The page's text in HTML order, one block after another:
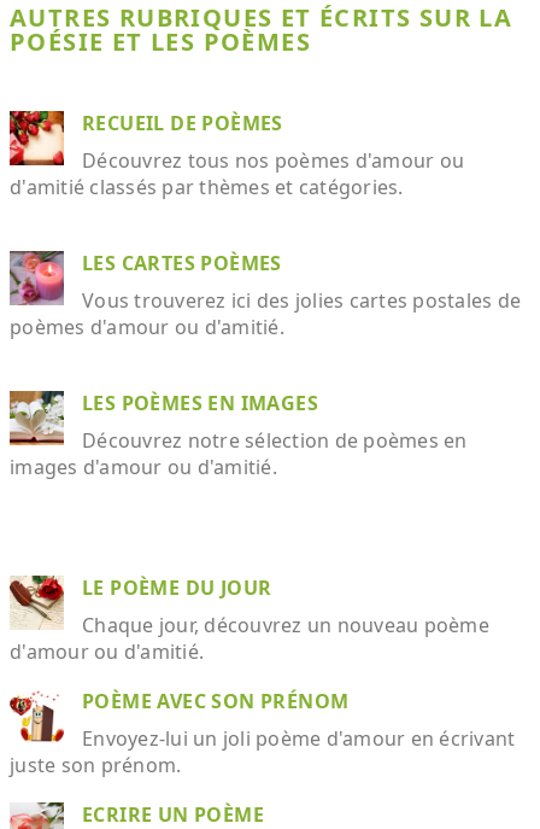
AUTRES RUBRIQUES ET ÉCRITS SUR LA
POÉSIE ET LES POÈMES
RECUEIL DE POÈMES
Découvrez tous nos poèmes d'amour ou
d'amitié classés par thèmes et catégories.
LES CARTES POÈMES
Vous trouverez ici des jolies cartes postales de
poèmes d'amour ou d'amitié.
LES POÈMES EN IMAGES
Découvrez notre sélection de poèmes en
images d'amour ou d'amitié.
LE POÈME DU JOUR
Chaque jour, découvrez un nouveau poème
d'amour ou d'amitié.
POÈME AVEC SON PRÉNOM
Envoyez-lui un joli poème d'amour en écrivant
juste son prénom.
ECRIRE UN POÈME